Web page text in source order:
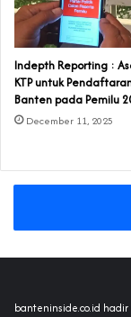
Indepth Reporting :
KTP untuk
Banten pada Pemilu
December 11, 2025
banteninside.co.id